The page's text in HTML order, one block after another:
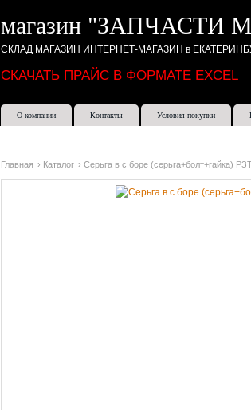
магазин "ЗАПЧАСТИ
СКЛАД МАГАЗИН ИНТЕРНЕТ-МАГАЗИН в
СКАЧАТЬ ПРАЙС В ФОРМАТЕ EXCEL
О компании Контакты Условия покупки
Главная › Каталог › Серьга в с боре (серьга+болт+гайка)